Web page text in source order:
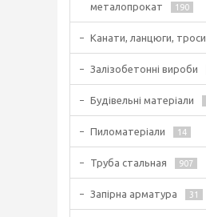
металопрокат
190
Канати, ланцюги, троси
Залізобетонні вироби
Будівельні матеріали
Пиломатеріали 14
Труба стальная 907
Запірна арматура 31